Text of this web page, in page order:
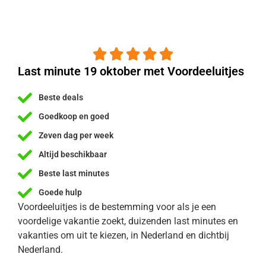
    
Last minute 19 oktober met Voordeeluitjes
Beste deals
Goedkoop en goed
Zeven dag per week
Altijd beschikbaar
Beste last minutes
Goede hulp
Voordeeluitjes is de bestemming voor als je een
voordelige vakantie zoekt, duizenden last minutes en
vakanties om uit te kiezen, in Nederland en dichtbij
Nederland.